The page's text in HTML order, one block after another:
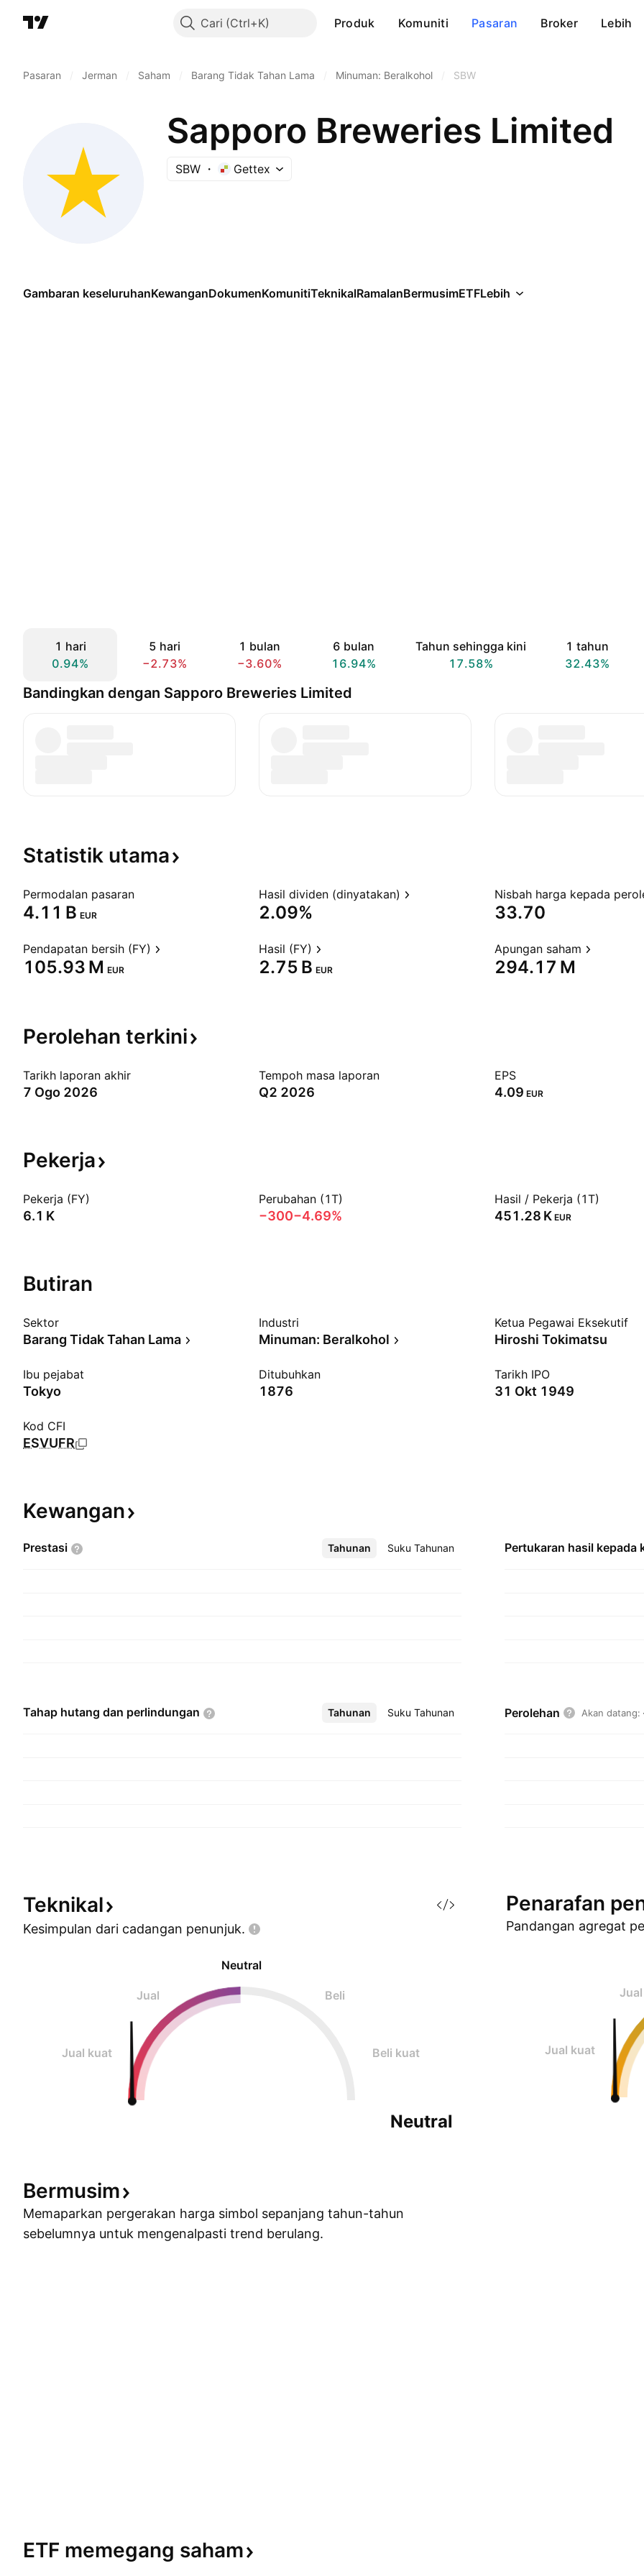
Cari Produk Komuniti Pasaran Broker Lebih
Pasaran Jerman Saham Barang Tidak Tahan Lama Minuman: Beralkohol SBW
Sapporo Breweries Limited
SBW Gettex
Gambaran keseluruhanKewanganDokumenKomunitiTeknikalRamalanBermusimETFLebih
1 hari
0.94%
5 hari
−2.73%
1 bulan
−3.60%
6 bulan
16.94%
Tahun sehingga kini
17.58%
1 tahun
32.43%
Bandingkan dengan Sapporo Breweries Limited
Statistik utama
Permodalan pasaran
‪4.11 B‬ EUR
Hasil dividen (dinyatakan)
2.09% 33.70
Pendapatan bersih (FY)
‪105.93 M‬ EUR
Hasil (FY)
‪2.75 B‬ EUR
Apungan saham
‪294.17 M‬
Perolehan terkini
Tarikh laporan akhir
7 Ogo 2026
Tempoh masa laporan
Q2 2026
EPS
4.09 EUR
Pekerja
Pekerja (FY)
‪6.1 K‬
Perubahan (1T)
−300−4.69%
Hasil / Pekerja (1T)
‪451.28 K‬ EUR
Butiran
Sektor
Barang Tidak Tahan Lama
Industri
Minuman: Beralkohol
Ketua Pegawai Eksekutif
Hiroshi Tokimatsu
Ibu pejabat
Tokyo
Ditubuhkan
1876
Tarikh IPO
31 Okt 1949
Kod CFI
ESVUFR
Kewangan
Prestasi Tahunan Suku Tahunan
Lebih Pertukaran hasil kepada
Tahap hutang dan perlindungan Tahunan Suku Tahunan
Lebih Perolehan Akan datang:
Teknikal
Kesimpulan dari cadangan penunjuk.
Neutral
Jual Beli
Jual kuat Beli kuat
Neutral
Penarafan
Pandangan agregat
Jual
Jual kuat
Bermusim
Memaparkan pergerakan harga simbol sepanjang tahun-tahun
sebelumnya untuk mengenalpasti trend berulang.
ETF memegang saham